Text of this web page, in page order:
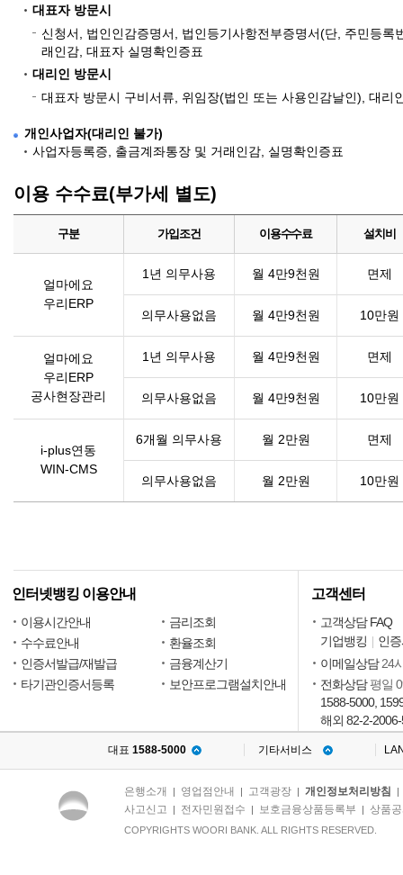
대표자 방문시
신청서, 법인인감증명서, 법인등기사항전부증명서(단, 주민등
래인감, 대표자 실명확인증표
대리인 방문시
대표자 방문시 구비서류, 위임장(법인 또는 사용인감날인), 대리
개인사업자(대리인 불가)
사업자등록증, 출금계좌통장 및 거래인감, 실명확인증표
이용 수수료(부가세 별도)
구분 가입조건 이용수수료 설치비
얼마에요
우리ERP
1년 의무사용 월 4만9천원 면제
의무사용없음 월 4만9천원 10만원
얼마에요
우리ERP
공사현장관리
1년 의무사용 월 4만9천원 면제
의무사용없음 월 4만9천원 10만원
i-plus연동
WIN-CMS
6개월 의무사용 월 2만원 면제
의무사용없음 월 2만원 10만원
인터넷뱅킹 이용안내
이용시간안내
금리조회
수수료안내
환율조회
인증서발급/재발급
금융계산기
타기관인증서등록
보안프로그램설치안내
고객센터
고객상담 FAQ
기업뱅킹
인
이메일상담 24
전화상담평일
1588-5000,
해외 82-2-
대표 1588-5000 기타서비스
은행소개 | 영업점안내 | 고객광장| 개인정보처리방침
사고신고 | 전자민원접수 | 보호금융상품등록부 | 상품
COPYRIGHTS WOORI BANK. ALL RIGHTS RESERVED.